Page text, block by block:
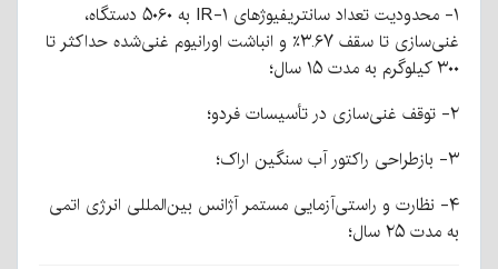
۱- محدودیت تعداد سانتریفیوژهای IR-۱ به ۵۰۶۰ دستگاه،
غنی‌سازی تا سقف ۳.۶۷٪ و انباشت اورانیوم غنی‌شده حداکثر تا
۳۰۰ کیلوگرم به مدت ۱۵ سال؛
۲- توقف غنی‌سازی در تأسیسات فردو؛
۳- بازطراحی راکتور آب سنگین اراک؛
۴- نظارت و راستی‌آزمایی مستمر آژانس بین‌المللی انرژی اتمی
به مدت ۲۵ سال؛